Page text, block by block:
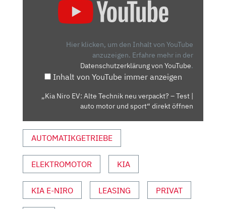
MOTOR
UND
VON
YOUTUBE
ANZEIGEN
Hier klicken, um den Inhalt von YouTube
anzuzeigen. Erfahre mehr in der
Datenschutzerklärung von YouTube.
Inhalt von YouTube immer anzeigen
„Kia Niro EV: Alte Technik neu verpackt? – Test |
auto motor und sport“ direkt öffnen
AUTOMATIKGETRIEBE
ELEKTROMOTOR KIA
KIA E-NIRO LEASING PRIVAT